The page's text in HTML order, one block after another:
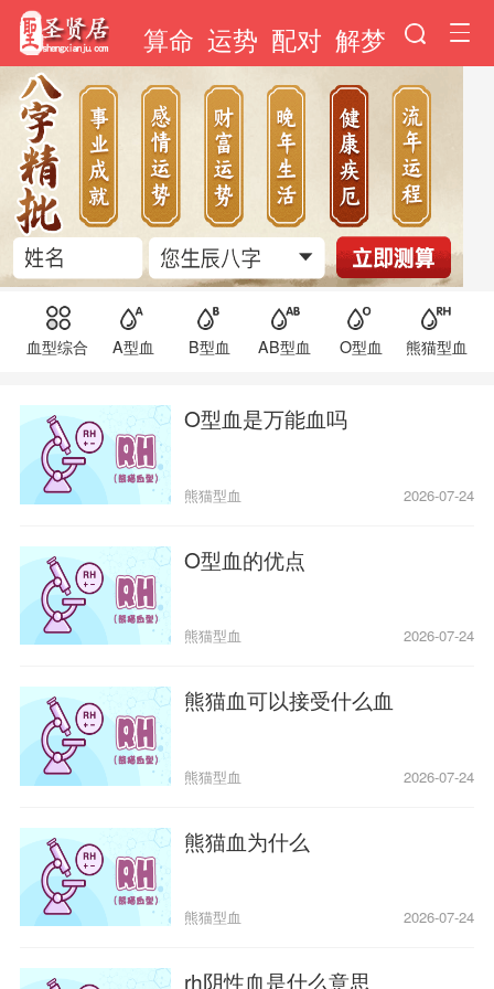
算命 运势 配对 解梦
血型综合 A型血 B型血 AB型血 O型血 熊猫型血
O型血是万能血吗
熊猫型血 2026-07-24
O型血的优点
熊猫型血 2026-07-24
熊猫血可以接受什么血
熊猫型血 2026-07-24
熊猫血为什么
熊猫型血 2026-07-24
rh阴性血是什么意思